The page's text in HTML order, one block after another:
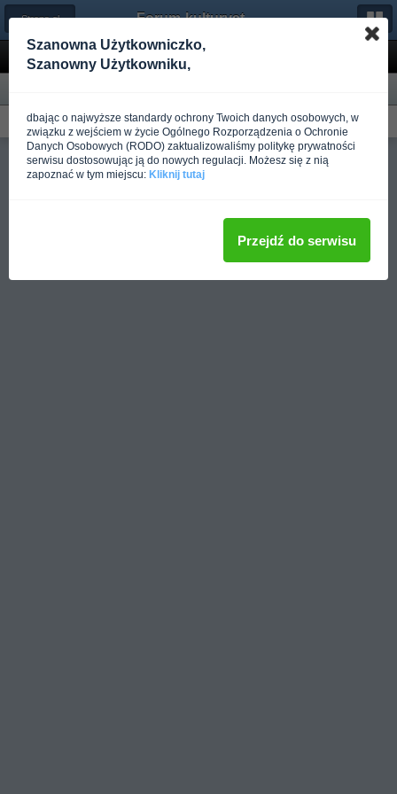
← Strona główna Forum-kulturystyka.pl
Nowa zawartość
Brak nowej zawartości
Pełna wersja
Szanowna Użytkowniczko,
Szanowny Użytkowniku,
dbając o najwyższe standardy ochrony Twoich danych osobowych, w
związku z wejściem w życie Ogólnego Rozporządzenia o Ochronie
Danych Osobowych (RODO) zaktualizowaliśmy politykę prywatności
serwisu dostosowując ją do nowych regulacji. Możesz się z nią
zapoznać w tym miejscu: Kliknij tutaj
Przejdź do serwisu